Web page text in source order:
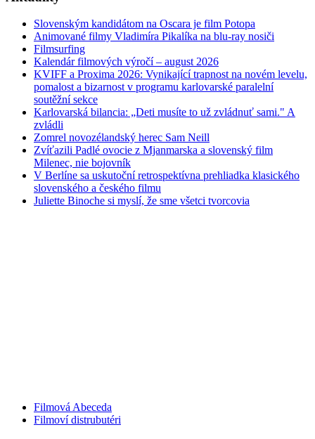
Slovenským kandidátom na Oscara je film Potopa
Animované filmy Vladimíra Pikalíka na blu-ray nosiči
Filmsurfing
Kalendár filmových výročí – august 2026
KVIFF a Proxima 2026: Vynikající trapnost na novém levelu,
pomalost a bizarnost v programu karlovarské paralelní
soutěžní sekce
Karlovarská bilancia: „Deti musíte to už zvládnuť sami." A
zvládli
Zomrel novozélandský herec Sam Neill
Zvíťazili Padlé ovocie z Mjanmarska a slovenský film
Milenec, nie bojovník
V Berlíne sa uskutoční retrospektívna prehliadka klasického
slovenského a českého filmu
Juliette Binoche si myslí, že sme všetci tvorcovia
Filmová Abeceda
Filmoví distrubutéri